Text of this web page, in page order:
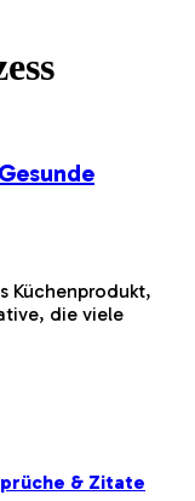
Küchenprodukt,
die viele
& Zitate